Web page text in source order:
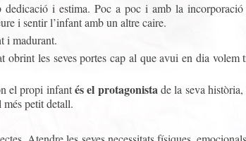
i estima. Poc a poc i amb la incorporació
i sentir l’infant amb un altre caire.
i madurant.
les seves portes cap al que avui en dia volem
el propi infantés el protagonista de la seva
més petit detall.